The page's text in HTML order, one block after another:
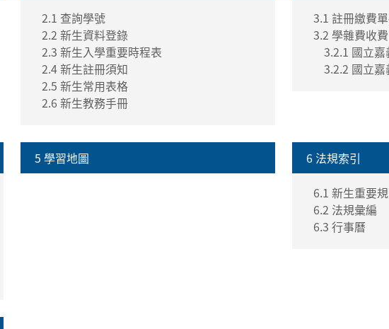
2.1 查詢學號
2.2 新生資料登錄
2.3 新生入學重要時程表
2.4 新生註冊須知
2.5 新生常用表格
2.6 新生教務手冊
3.1 註冊繳費
3.2 學雜費收
3.2.1 國立
3.2.2 國立
5 學習地圖 6 法規索引
6.1 新生重要
6.2 法規彙編
6.3 行事曆